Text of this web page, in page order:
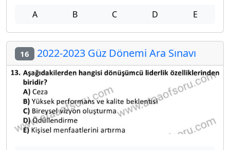
A B C D E
16 2022-2023 Güz Dönemi Ara Sınavı